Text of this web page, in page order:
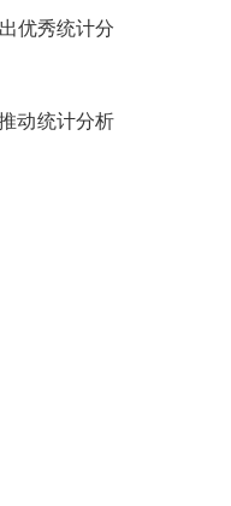
优秀统计分
动统计分析